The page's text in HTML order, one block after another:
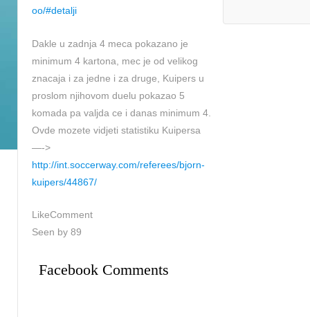
oo/#detalji
Dakle u zadnja 4 meca pokazano je
minimum 4 kartona, mec je od velikog
znacaja i za jedne i za druge, Kuipers u
proslom njihovom duelu pokazao 5
komada pa valjda ce i danas minimum 4.
Ovde mozete vidjeti statistiku Kuipersa
—->
http://int.soccerway.com/referees/bjorn-
kuipers/44867/
LikeComment
Seen by 89
Facebook Comments